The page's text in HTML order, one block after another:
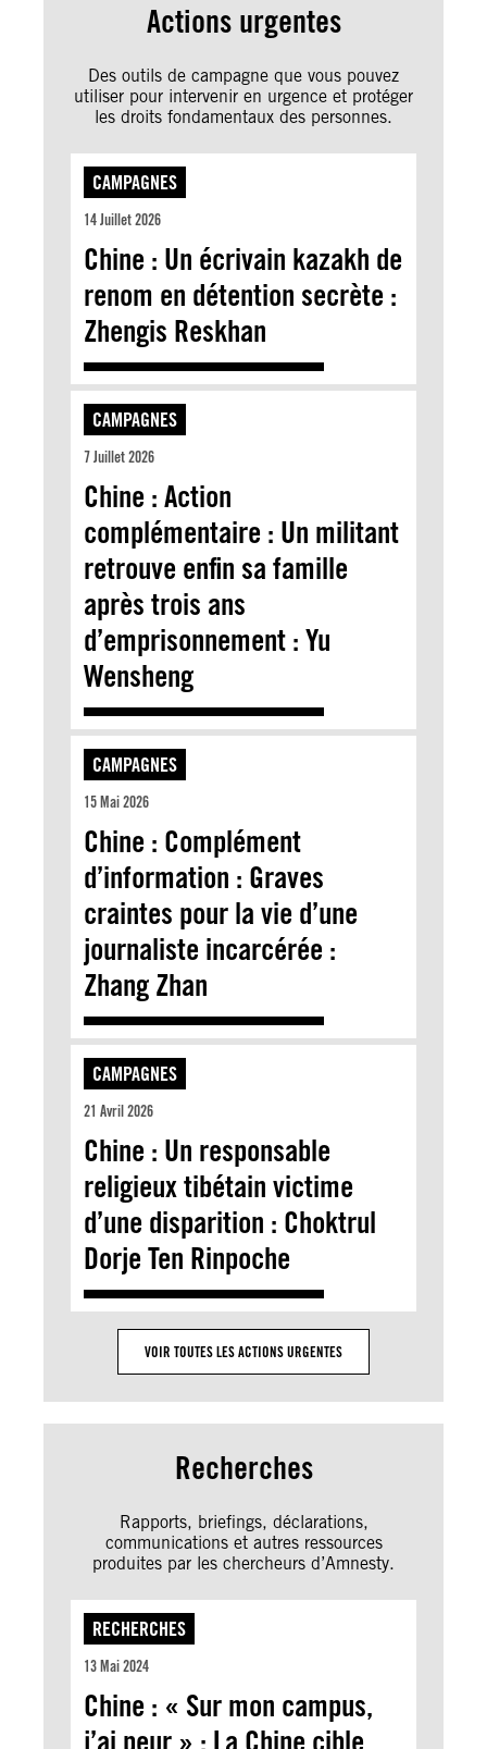
Actions urgentes
Des outils de campagne que vous pouvez
utiliser pour intervenir en urgence et protéger
les droits fondamentaux des personnes.
CAMPAGNES
14 Juillet 2026
Chine : Un écrivain kazakh de
renom en détention secrète :
Zhengis Reskhan
CAMPAGNES
7 Juillet 2026
Chine : Action
complémentaire : Un militant
retrouve enfin sa famille
après trois ans
d’emprisonnement : Yu
Wensheng
CAMPAGNES
15 Mai 2026
Chine : Complément
d’information : Graves
craintes pour la vie d’une
journaliste incarcérée :
Zhang Zhan
CAMPAGNES
21 Avril 2026
Chine : Un responsable
religieux tibétain victime
d’une disparition : Choktrul
Dorje Ten Rinpoche
VOIR TOUTES LES ACTIONS URGENTES
Recherches
Rapports, briefings, déclarations,
communications et autres ressources
produites par les chercheurs d’Amnesty.
RECHERCHES
13 Mai 2024
Chine : « Sur mon campus,
j’ai peur » : La Chine cible